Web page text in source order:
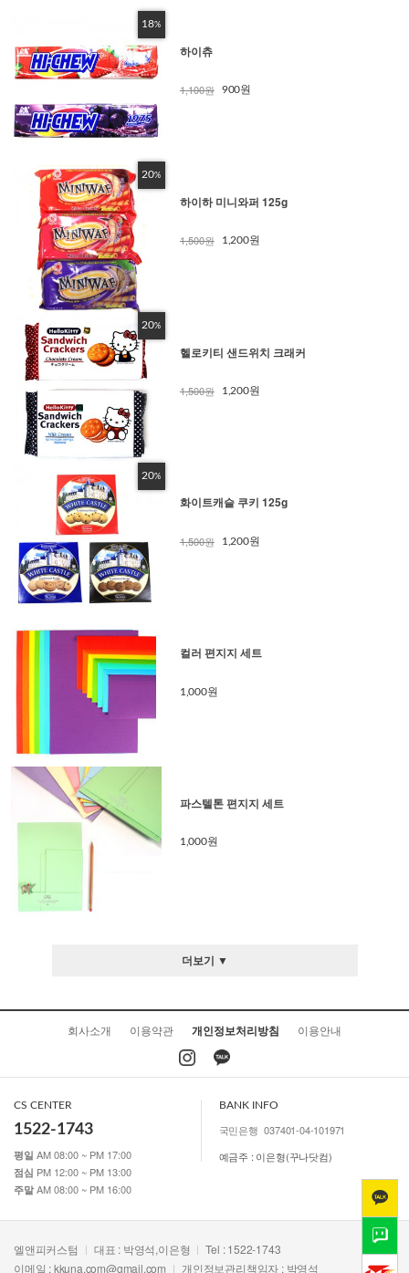
18%
하이츄
1,100원 900원
20%
하이하 미니와퍼 125g
1,500원 1,200원
20%
헬로키티 샌드위치 크래커
1,500원 1,200원
20%
화이트캐슬 쿠키 125g
1,500원 1,200원
컬러 편지지 세트
1,000원
파스텔톤 편지지 세트
1,000원
더보기 ▼
회사소개 이용약관 개인정보처리방침 이용안내
CS CENTER
1522-1743
평일 AM 08:00 ~ PM 17:00
점심 PM 12:00 ~ PM 13:00
주말 AM 08:00 ~ PM 16:00
BANK INFO
국민은행 037401-04-101971
예금주 : 이은형(꾸나닷컴)
엘앤피커스텀 대표 : 박영석,이은형
Tel : 1522-1743
이메일 :kkuna.com@gmail.com 개인정보관리책임자 : 박영석